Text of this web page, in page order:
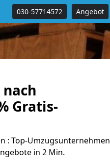
030-57714572 Angebot
Gratis-
: Top-Umzugsunternehmen
in 2 Min.